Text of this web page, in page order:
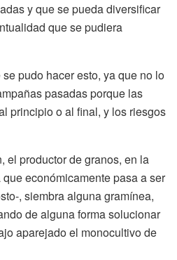
y que se pueda diversificar
que se pudiera
pudo hacer esto, ya que no lo
pasadas porque las
principio o al final, y los riesgos
el productor de granos, en la
económicamente pasa a ser
, siembra alguna gramínea,
de alguna forma solucionar
aparejado el monocultivo de